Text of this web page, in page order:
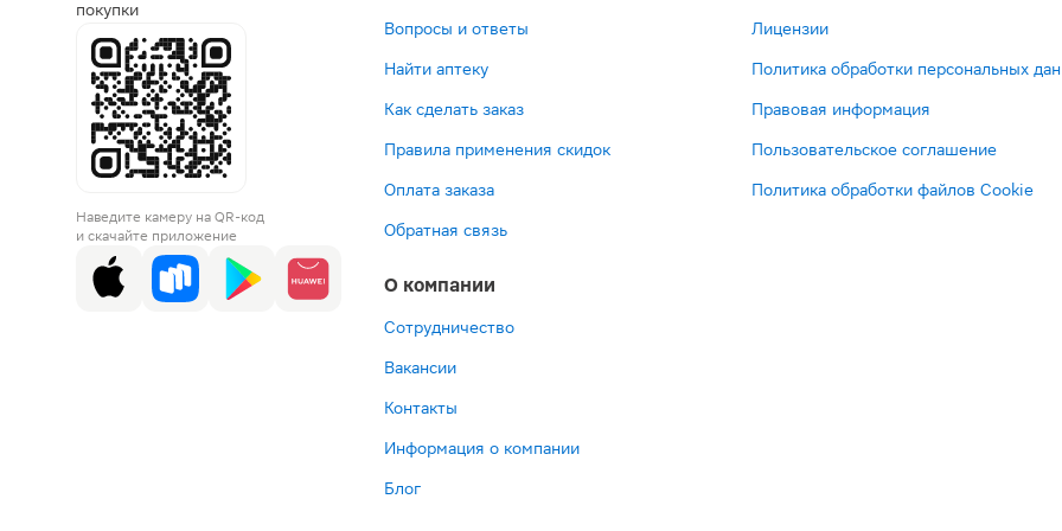
покупки
Наведите камеру на QR-код
и скачайте приложение
Вопросы и ответы
Найти аптеку
Как сделать заказ
Правила применения скидок
Оплата заказа
Обратная связь
О компании
Сотрудничество
Вакансии
Контакты
Информация о компании
Блог
Лицензии
Политика обработки персональных
Правовая информация
Пользовательское соглашение
Политика обработки файлов Cookie